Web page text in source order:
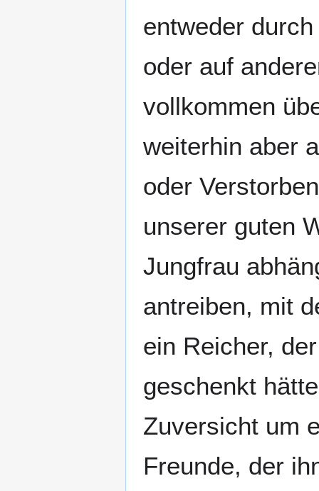
entweder
oder auf
vollkommen
weiterhin aber
oder
unserer guten
Jungfrau
antreiben, mit
ein Reicher,
geschenkt
Zuversicht um
Freunde, der